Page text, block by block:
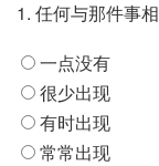
1. 任何与那件事
一点没有
很少出现
有时出现
常常出现